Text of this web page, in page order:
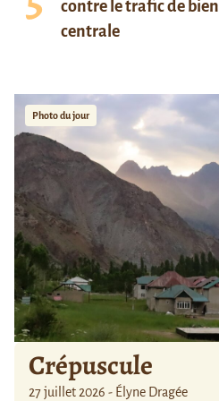
contre le trafic de
centrale
Photo du jour
Crépuscule
27 juillet 2026 - Élyne Dragée